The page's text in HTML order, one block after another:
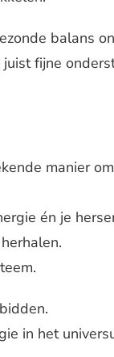
balans
fijne
manier
én je
in het